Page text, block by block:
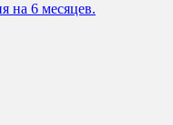
на 6 месяцев.